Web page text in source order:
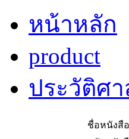
หน้าหลัก
product
ประวัติศ
ชื่อหนังสือ